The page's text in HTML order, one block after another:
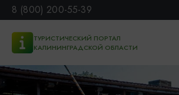
8 (800) 200-55-39
ТУРИСТИЧЕСКИЙ ПОРТАЛ
КАЛИНИНГРАДСКОЙ ОБЛАСТИ